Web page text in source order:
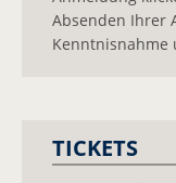
Absenden Ihrer
Kenntnisnahme
TICKETS